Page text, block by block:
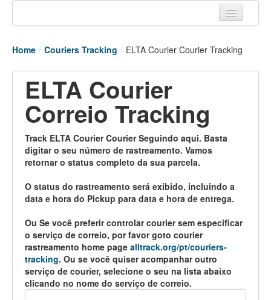
Tracking links
Couriers Tracking
Air Cargo Tracking
Vessel Tracking
Port Of Calls
Home / Couriers Tracking / ELTA Courier Courier Tracking
ELTA Courier
Correio Tracking
Track ELTA Courier Courier Seguindo aqui. Basta
digitar o seu número de rastreamento. Vamos
retornar o status completo da sua parcela.
O status do rastreamento será exibido, incluindo a
data e hora do Pickup para data e hora de entrega.
Ou Se você preferir controlar courier sem especificar
o serviço de correio, por favor goto courier
rastreamento home page alltrack.org/pt/couriers-
tracking. Ou se você quiser acompanhar outro
serviço de courier, selecione o seu na lista abaixo
clicando no nome do serviço de correio.